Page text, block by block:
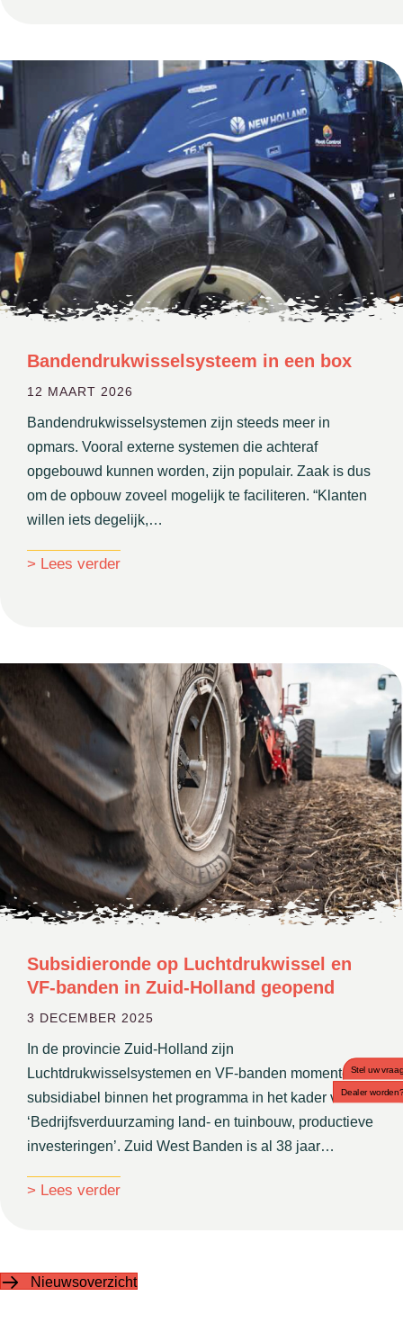
Stel uw
Dealer
Bandendrukwisselsysteem in een box
12 MAART 2026
Bandendrukwisselsystemen zijn steeds meer in
opmars. Vooral externe systemen die achteraf
opgebouwd kunnen worden, zijn populair. Zaak is dus
om de opbouw zoveel mogelijk te faciliteren. “Klanten
willen iets degelijk,…
> Lees verderabout Bandendrukwisselsysteem in een
Subsidieronde op Luchtdrukwissel en
VF-banden in Zuid-Holland geopend
3 DECEMBER 2025
In de provincie Zuid-Holland zijn
Luchtdrukwisselsystemen en VF-banden momenteel
subsidiabel binnen het programma in het kader van
‘Bedrijfsverduurzaming land- en tuinbouw, productieve
investeringen’. Zuid West Banden is al 38 jaar…
> Lees verderabout Subsidieronde op Luchtdrukwissel
Nieuwsoverzicht